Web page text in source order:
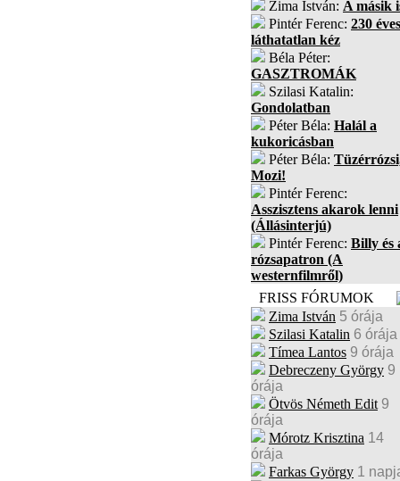
Zima István: A másik
Pintér Ferenc: 230
láthatatlan kéz
Béla Péter:
GASZTROMÁK
Szilasi Katalin:
Gondolatban
Péter Béla: Halál a
kukoricásban
Péter Béla:
Mozi!
Pintér Ferenc:
Asszisztens akarok lenni
(Állásinterjú)
Pintér Ferenc: Billy és
rózsapatron (A
westernfilmről)
FRISS FÓRUMOK
Zima István 5 órája
Szilasi Katalin 6 órája
Tímea Lantos 9 órája
Debreczeny György 9
órája
Ötvös Németh Edit 9
órája
Mórotz Krisztina 14
órája
Farkas György 1